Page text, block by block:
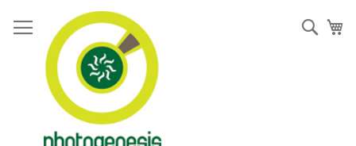
para
o
conteúdo